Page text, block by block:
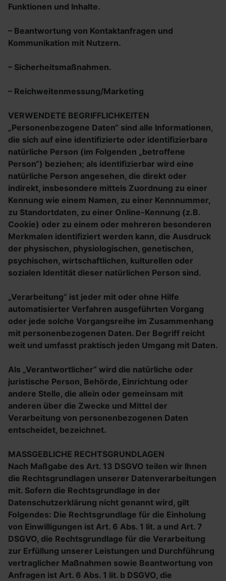
Funktionen und Inhalte.
– Beantwortung von Kontaktanfragen und
Kommunikation mit Nutzern.
– Sicherheitsmaßnahmen.
– Reichweitenmessung/Marketing
VERWENDETE BEGRIFFLICHKEITEN
„Personenbezogene Daten“ sind alle Informationen,
die sich auf eine identifizierte oder identifizierbare
natürliche Person (im Folgenden „betroffene
Person“) beziehen; als identifizierbar wird eine
natürliche Person angesehen, die direkt oder
indirekt, insbesondere mittels Zuordnung zu einer
Kennung wie einem Namen, zu einer Kennnummer,
zu Standortdaten, zu einer Online-Kennung (z.B.
Cookie) oder zu einem oder mehreren besonderen
Merkmalen identifiziert werden kann, die Ausdruck
der physischen, physiologischen, genetischen,
psychischen, wirtschaftlichen, kulturellen oder
sozialen Identität dieser natürlichen Person sind.
„Verarbeitung“ ist jeder mit oder ohne Hilfe
automatisierter Verfahren ausgeführten Vorgang
oder jede solche Vorgangsreihe im Zusammenhang
mit personenbezogenen Daten. Der Begriff reicht
weit und umfasst praktisch jeden Umgang mit Daten.
Als „Verantwortlicher“ wird die natürliche oder
juristische Person, Behörde, Einrichtung oder
andere Stelle, die allein oder gemeinsam mit
anderen über die Zwecke und Mittel der
Verarbeitung von personenbezogenen Daten
entscheidet, bezeichnet.
MASSGEBLICHE RECHTSGRUNDLAGEN
Nach Maßgabe des Art. 13 DSGVO teilen wir Ihnen
die Rechtsgrundlagen unserer Datenverarbeitungen
mit. Sofern die Rechtsgrundlage in der
Datenschutzerklärung nicht genannt wird, gilt
Folgendes: Die Rechtsgrundlage für die Einholung
von Einwilligungen ist Art. 6 Abs. 1 lit. a und Art. 7
DSGVO, die Rechtsgrundlage für die Verarbeitung
zur Erfüllung unserer Leistungen und Durchführung
vertraglicher Maßnahmen sowie Beantwortung von
Anfragen ist Art. 6 Abs. 1 lit. b DSGVO, die